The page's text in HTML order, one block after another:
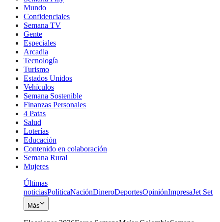
Mundo
Confidenciales
Semana TV
Gente
Especiales
Arcadia
Tecnología
Turismo
Estados Unidos
Vehículos
Semana Sostenible
Finanzas Personales
4 Patas
Salud
Loterías
Educación
Contenido en colaboración
Semana Rural
Mujeres
Últimas
noticiasPolíticaNaciónDineroDeportesOpiniónImpresaJet Set
Más